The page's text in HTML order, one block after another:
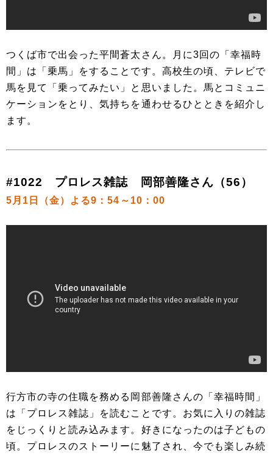
つくば市で出会った平間蒼太さん。月に3回の「幸福時
間」は「乗馬」をすることです。高校生の頃、テレビで
馬を見て「乗ってみたい」と思いました。馬とコミュニ
ケーションをとり、気持ちを通わせるひとときを紹介し
ます。
#1022 プロレス雑誌 岡部善隆さん（56）
5月1日（金）よる9：54～10：00
行方市の寺の住職を務める岡部善隆さんの「幸福時間」
は「プロレス雑誌」を読むことです。お気に入りの雑誌
をじっくりと読み込みます。好きになったのは子どもの
頃。プロレスのストーリーに魅了され、今でも楽しみ続